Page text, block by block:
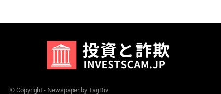
© Copyright - Newspaper by TagDiv